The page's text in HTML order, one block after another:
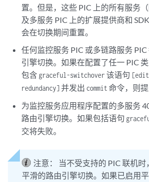
置。但是，这些 PIC 上的所有服务
及多服务 PIC 上的扩展提供商和
会在切换期间重置。
任何监控服务 PIC 或多链路服务
引擎切换。如果在配置了任一 PIC
包含 graceful-switchover该语句
redundancy] 并发出 commit命令，则提
为监控服务应用程序配置的多服务
路由引擎切换。如果包括语句
交将失败。
注意：
当不受支持的 PIC 联机
平滑的路由引擎切换。如果已启用